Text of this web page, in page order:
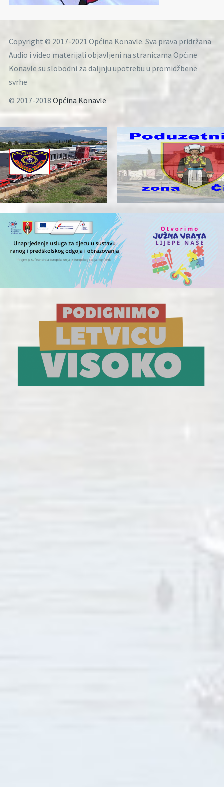
Copyright © 2017-2021 Općina Konavle. Sva prava pridržana
Audio i video materijali objavljeni na stranicama Općine
Konavle su slobodni za daljnju upotrebu u promidžbene
svrhe
© 2017-2018 Općina Konavle